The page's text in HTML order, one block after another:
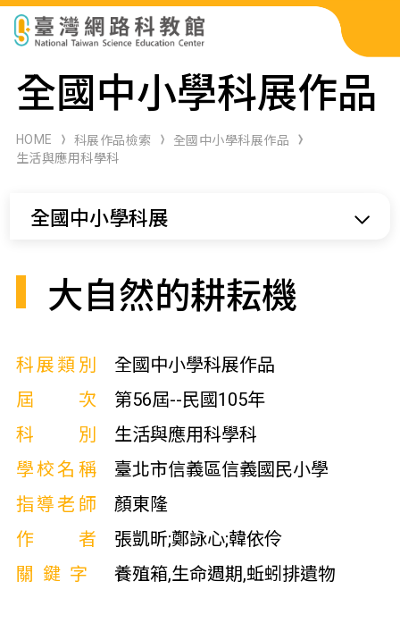
科展作品檢索
科學研習月刊
全國中小學科展作品
HOME 科展作品檢索
全國中小學科展作品
生活與應用科學科
全國中小學科展
大自然的耕耘機
科展類別
全國中小學科展作品
屆次
第56屆--民國105年
科別
生活與應用科學科
學校名稱
臺北市信義區信義國民小學
指導老師
顏東隆
作者
張凱昕;鄭詠心;韓依伶
關鍵字
養殖箱,生命週期,蚯蚓排遺物